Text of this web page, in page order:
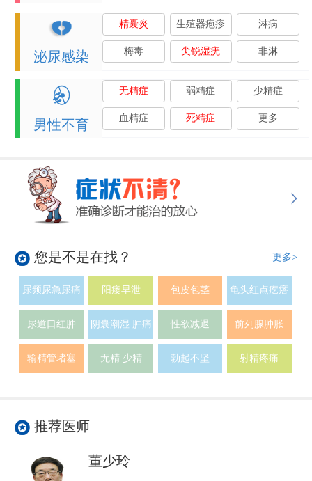
泌尿感染
精囊炎 生殖器疱疹 淋病
梅毒 尖锐湿疣 非淋
男性不育
无精症 弱精症 少精症
血精症 死精症 更多
您是不是在找？ 更多>
尿频尿急尿痛 阳痿早泄 包皮包茎 龟头红点疙瘩
尿道口红肿 阴囊潮湿 肿痛 性欲减退 前列腺肿胀
输精管堵塞 无精 少精 勃起不坚 射精疼痛
推荐医师
董少玲